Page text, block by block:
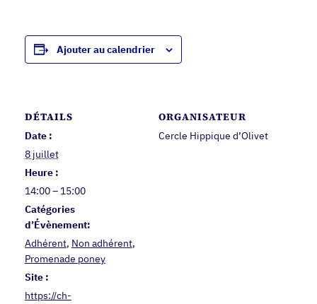
Ajouter au calendrier
DÉTAILS
Date :
8 juillet
Heure :
14:00 – 15:00
Catégories
d’Évènement:
Adhérent, Non adhérent,
Promenade poney
Site :
https://ch-
ORGANISATEUR
Cercle Hippique d’Olivet